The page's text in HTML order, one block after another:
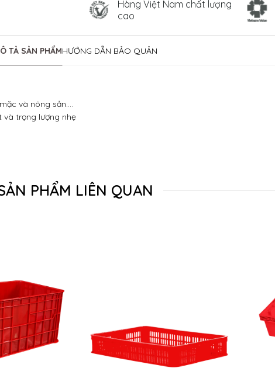
Hàng Việt Nam chất lượng
cao
TẢ SẢN PHẨMHƯỚNG DẪN BẢO QUẢN
và nông sản....
và trọng lượng nhẹ
PHẨM LIÊN QUAN